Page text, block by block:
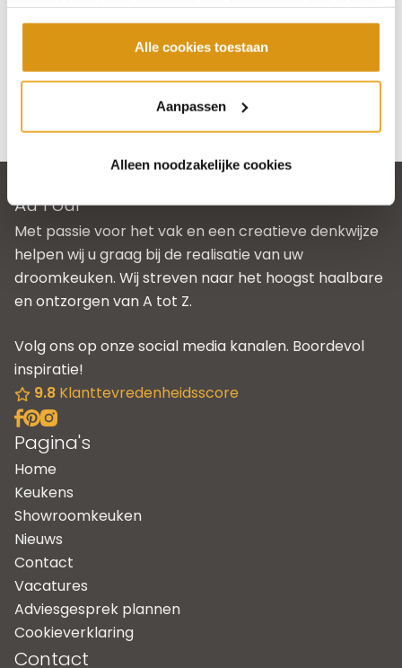
gebruiken.
Alle cookies toestaan
Aanpassen
Alleen noodzakelijke cookies
Au Four
Met passie voor het vak en een creatieve denkwijze
helpen wij u graag bij de realisatie van uw
droomkeuken. Wij streven naar het hoogst haalbare
en ontzorgen van A tot Z.
Volg ons op onze social media kanalen. Boordevol
inspiratie!
9.8 Klanttevredenheidsscore
Pagina's
Home
Keukens
Showroomkeuken
Nieuws
Contact
Vacatures
Adviesgesprek plannen
Cookieverklaring
Contact